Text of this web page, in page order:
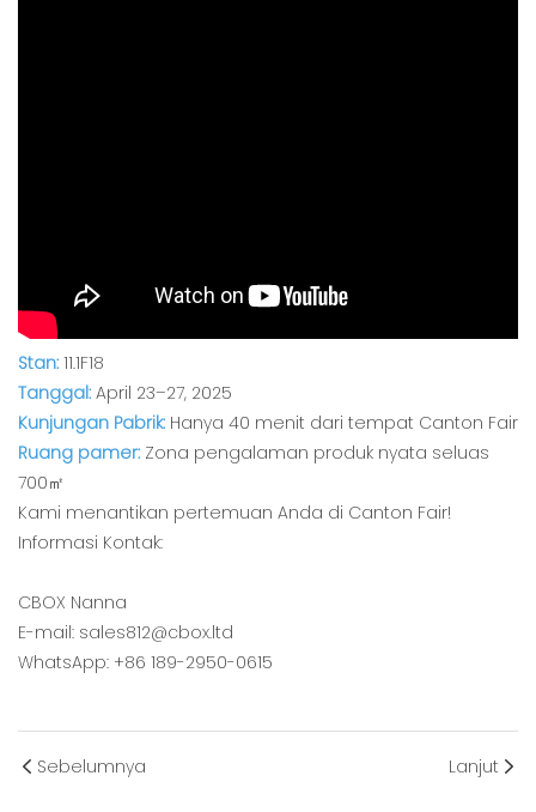
Stan: 11.1F18
Tanggal: April 23–27, 2025
Kunjungan Pabrik: Hanya 40 menit dari tempat Canton Fair
Ruang pamer: Zona pengalaman produk nyata seluas
700㎡
Kami menantikan pertemuan Anda di Canton Fair!
Informasi Kontak:
CBOX Nanna
E-mail: sales812@cbox.ltd
WhatsApp: +86 189-2950-0615
Sebelumnya Lanjut